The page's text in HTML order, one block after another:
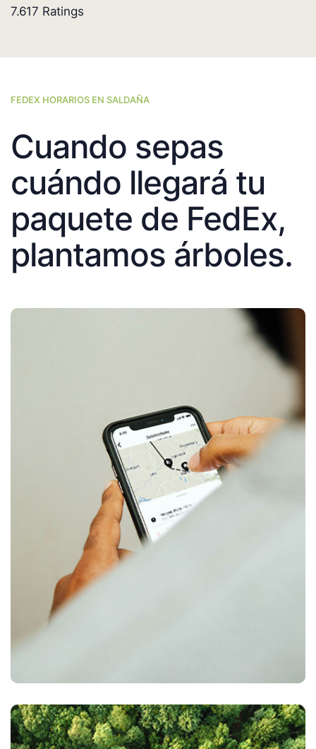
7.617 Ratings
FEDEX HORARIOS EN SALDAÑA
Cuando sepas
cuándo llegará tu
paquete de FedEx,
plantamos árboles.